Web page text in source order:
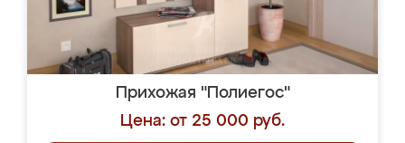
Прихожая "Полиегос"
Цена: от 25 000 руб.